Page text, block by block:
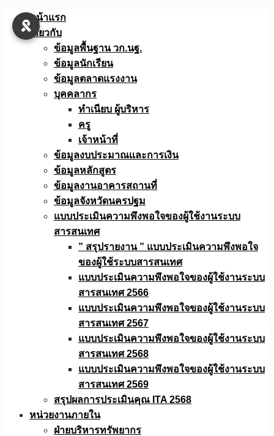
Skip
หน้าแรก
เกี่ยวกับ
ข้อมูลพื้นฐาน วก.นฐ.
ข้อมูลนักเรียน
ข้อมูลตลาดแรงงาน
บุคคลากร
ทำเนียบ ผู้บริหาร
ครู
เจ้าหน้าที่
ข้อมูลงบประมาณเเละการเงิน
ข้อมูลหลักสูตร
ข้อมูลงานอาคารสถานที่
ข้อมูลจังหวัดนครปฐม
แบบประเมินความพึงพอใจของผู้ใช้งานระบบ
สารสนเทศ
” สรุปรายงาน ” แบบประเมินความพึงพอใจ
ของผู้ใช้ระบบสารสนเทศ
แบบประเมินความพึงพอใจของผู้ใช้งานระบบ
สารสนเทศ 2566
แบบประเมินความพึงพอใจของผู้ใช้งานระบบ
สารสนเทศ 2567
แบบประเมินความพึงพอใจของผู้ใช้งานระบบ
สารสนเทศ 2568
แบบประเมินความพึงพอใจของผู้ใช้งานระบบ
สารสนเทศ 2569
สรุปผลการประเมินคุณ ITA 2568
หน่วยงานภายใน
ฝ่ายบริหารทรัพยากร